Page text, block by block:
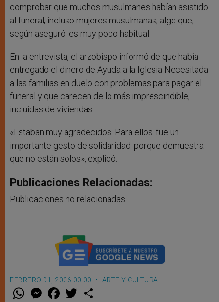
comprobar que muchos musulmanes habían asistido
al funeral, incluso mujeres musulmanas, algo que,
según aseguró, es muy poco habitual.
En la entrevista, el arzobispo informó de que había
entregado el dinero de Ayuda a la Iglesia Necesitada
a las familias en duelo con problemas para pagar el
funeral y que carecen de lo más imprescindible,
incluidas de viviendas.
«Estaban muy agradecidos. Para ellos, fue un
importante gesto de solidaridad, porque demuestra
que no están solos», explicó.
Publicaciones Relacionadas:
Publicaciones no relacionadas.
FEBRERO 01, 2006 00:00 ARTE Y CULTURA
W M
e
F
a w